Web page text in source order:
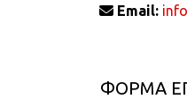
 Email:
ΦΟΡΜΑ